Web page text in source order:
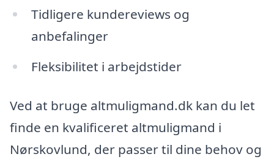
Tidligere kundereviews og
anbefalinger
Fleksibilitet i arbejdstider
Ved at bruge altmuligmand.dk kan du let
finde en kvalificeret altmuligmand i
Nørskovlund, der passer til dine behov og